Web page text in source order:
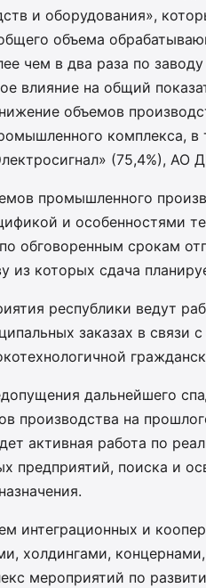
и оборудования»,
объема
чем в два раза по
влияние на общий
объемов
комплекса,
(75,4%), АО
промышленного
и особенностями
обговоренным срокам
из которых сдача
республики ведут
заказах в связи
дальнейшего
производства на
активная работа по
предприятий, поиска и
интеграционных и
холдингами,
мероприятий по